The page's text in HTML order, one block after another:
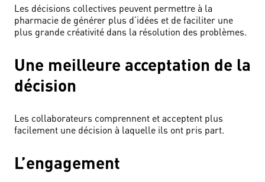
Les décisions collectives peuvent permettre à la
pharmacie de générer plus d’idées et de faciliter une
plus grande créativité dans la résolution des problèmes.
Une meilleure acceptation de la
décision
Les collaborateurs comprennent et acceptent plus
facilement une décision à laquelle ils ont pris part.
L’engagement